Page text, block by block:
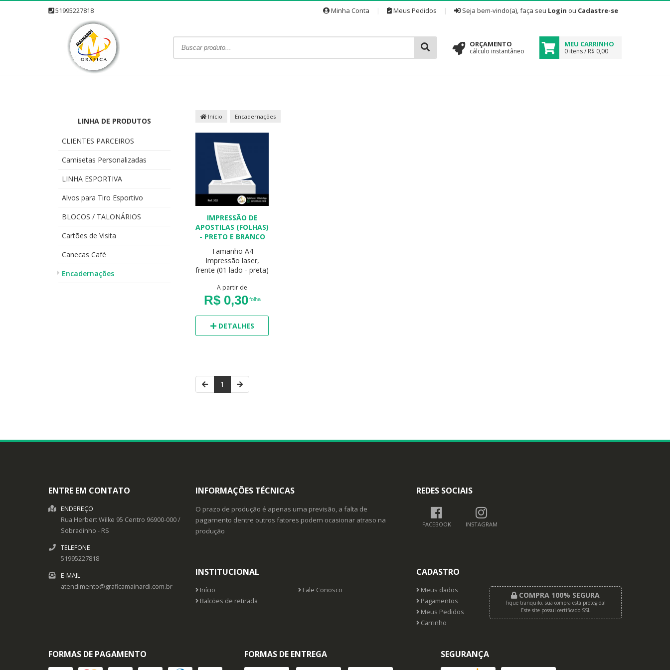
51995227818 Minha Conta | Meus Pedidos | Seja bem-vindo(a), faça seu Login ou Cadastre-se
ORÇAMENTO
cálculo instantâneo
MEU CARRINHO
0 itens / R$ 0,00
LINHA DE PRODUTOS
CLIENTES PARCEIROS
Camisetas Personalizadas
LINHA ESPORTIVA
Alvos para Tiro Esportivo
BLOCOS / TALONÁRIOS
Cartões de Visita
Canecas Café
Encadernações
Início Encadernações
IMPRESSÃO DE
APOSTILAS (FOLHAS)
- PRETO E BRANCO
Tamanho A4
Impressão laser,
frente (01 lado - preta)
A partir de
R$ 0,30 folha
DETALHES
1
ENTRE EM CONTATO
ENDEREÇO
Rua Herbert Wilke 95 Centro 96900-000/
Sobradinho - RS
TELEFONE
51995227818
E-MAIL
atendimento@graficamainardi.com.br
INFORMAÇÕES TÉCNICAS
O prazo de produção é apenas uma previsão, a falta de
pagamento dentre outros fatores podem ocasionar atraso na
produção
REDES SOCIAIS
FACEBOOK INSTAGRAM
INSTITUCIONAL
Início
Fale Conosco
Balcões de retirada
CADASTRO
Meus dados
Pagamentos
Meus Pedidos
Carrinho
COMPRA 100% SEGURA
Fique tranquilo, sua compra está protegida!
Este site possui certificado SSL
FORMAS DE PAGAMENTO FORMAS DE ENTREGA SEGURANÇA